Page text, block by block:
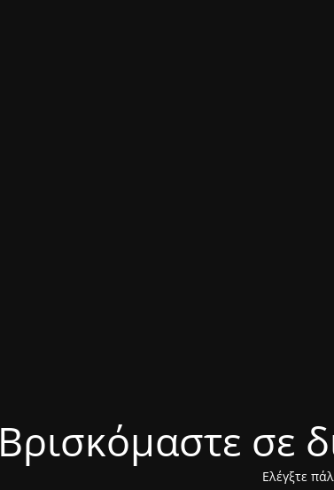
Βρισκόμαστε σε
Ελέγξτε